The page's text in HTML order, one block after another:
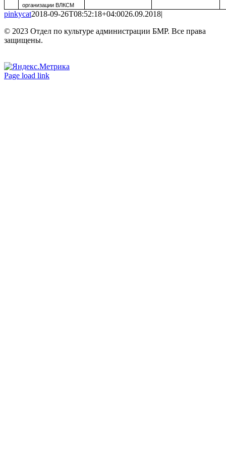
организации ВЛКСМ
pinkycat2018-09-26T08:52:18+04:0026.09.2018|
© 2023 Отдел по культуре администрации БМР. Все права
защищены.
Вконтакте
Одноклассники
Page load link